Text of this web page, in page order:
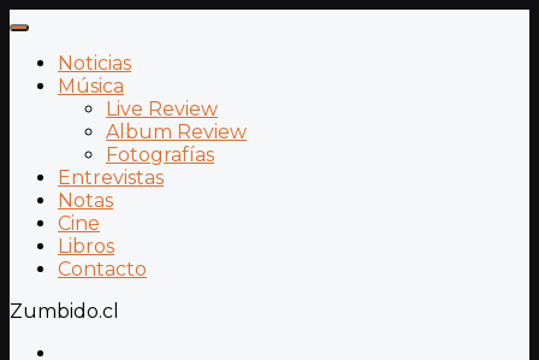
Noticias
Música
Live Review
Album Review
Fotografías
Entrevistas
Notas
Cine
Libros
Contacto
Zumbido.cl